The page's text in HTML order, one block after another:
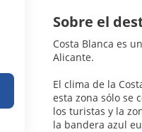
Sobre el
Costa Blanca es
Alicante.
El clima de la
esta zona sólo se
los turistas y la
la bandera azul